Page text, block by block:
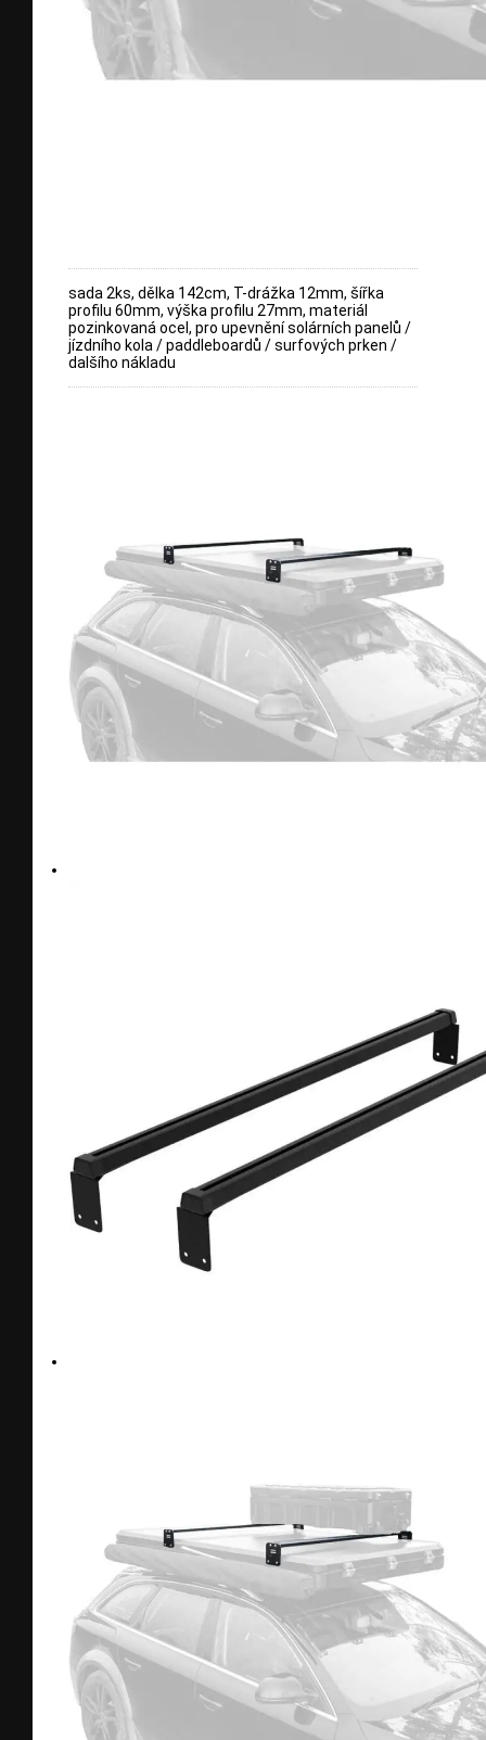
sada 2ks, dělka 142cm, T-drážka 12mm, šířka
profilu 60mm, výška profilu 27mm, materiál
pozinkovaná ocel, pro upevnění solárních panelů /
jízdního kola / paddleboardů / surfových prken /
dalšího nákladu